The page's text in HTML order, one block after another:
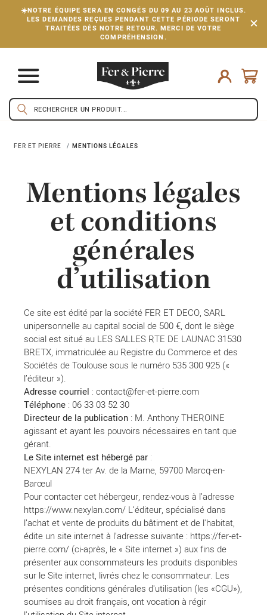
☀️NOTRE ÉQUIPE SERA EN CONGÉS DU 09 AU 23 AOÛT INCLUS.
LES DEMANDES REÇUES PENDANT CETTE PÉRIODE SERONT
TRAITÉES DÈS NOTRE RETOUR. MERCI DE VOTRE
COMPRÉHENSION.
FER ET PIERRE MENTIONS LÉGALES
Mentions légales
et conditions
générales
d’utilisation
Ce site est édité par la société FER ET DECO, SARL
unipersonnelle au capital social de 500 €, dont le siège
social est situé au LES SALLES RTE DE LAUNAC 31530
BRETX, immatriculée au Registre du Commerce et des
Sociétés de Toulouse sous le numéro 535 300 925 («
l’éditeur »).
Adresse courriel : contact@fer-et-pierre.com
Téléphone : 06 33 03 52 30
Directeur de la publication : M. Anthony THEROINE
agissant et ayant les pouvoirs nécessaires en tant que
gérant.
Le Site internet est hébergé par :
NEXYLAN 274 ter Av. de la Marne, 59700 Marcq-en-
Barœul
Pour contacter cet hébergeur, rendez-vous à l’adresse
https://www.nexylan.com/ L’éditeur, spécialisé dans
l’achat et vente de produits du bâtiment et de l'habitat,
édite un site internet à l’adresse suivante : https://fer-et-
pierre.com/ (ci-après, le « Site internet ») aux fins de
présenter aux consommateurs les produits disponibles
sur le Site internet, livrés chez le consommateur. Les
présentes conditions générales d'utilisation (les «CGU»),
soumises au droit français, ont vocation à régir